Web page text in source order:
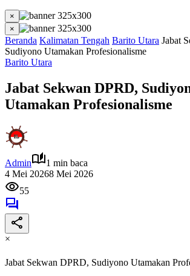
×
×
Beranda Kalimatan Tengah Barito Utara Jabat
Sudiyono Utamakan Profesionalisme
Barito Utara
Jabat Sekwan DPRD,
Utamakan Profesionalisme
Admin
1 min baca
4 Mei 20268 Mei 2026
55
×
Jabat Sekwan DPRD, Sudiyono Utamakan